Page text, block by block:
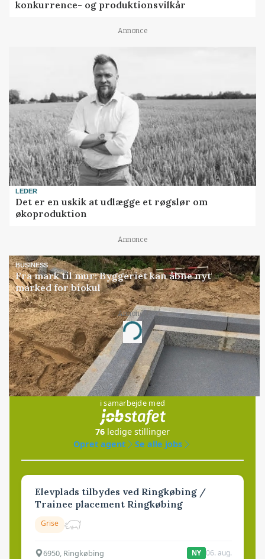
konkurrence- og produktionsvilkår
Annonce
LEDER
Det er en uskik at udlægge et røgslør om
økoproduktion
Annonce
BUSINESS
Fra mark til mur: Byggeriet kan åbne nyt
marked for biokul
Annonce
Loading...
Jobs
i samarbejde med
76 ledige stillinger
Opret agent
Se alle jobs
Elevplads tilbydes ved Ringkøbing /
Trainee placement Ringkøbing
Grise
6950, Ringkøbing NY 06. aug.